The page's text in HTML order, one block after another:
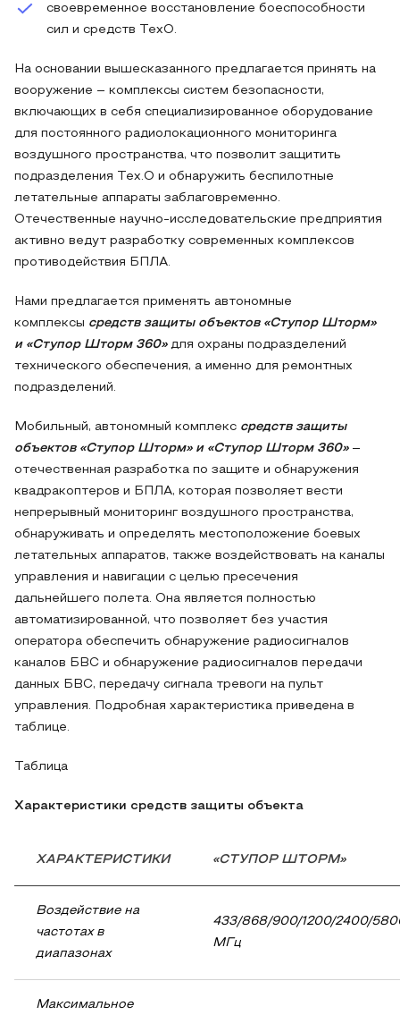
своевременное восстановление боеспособности
сил и средств ТехО.
На основании вышесказанного предлагается принять на
вооружение – комплексы систем безопасности,
включающих в себя специализированное оборудование
для постоянного радиолокационного мониторинга
воздушного пространства, что позволит защитить
подразделения Тех.О и обнаружить беспилотные
летательные аппараты заблаговременно.
Отечественные научно-исследовательские предприятия
активно ведут разработку современных комплексов
противодействия БПЛА.
Нами предлагается применять автономные
комплексы средств защиты объектов «Ступор Шторм»
и «Ступор Шторм 360»для охраны подразделений
технического обеспечения, а именно для ремонтных
подразделений.
Мобильный, автономный комплекс средств защиты
объектов «Ступор Шторм» и «Ступор Шторм 360»–
отечественная разработка по защите и обнаружения
квадракоптеров и БПЛА, которая позволяет вести
непрерывный мониторинг воздушного пространства,
обнаруживать и определять местоположение боевых
летательных аппаратов, также воздействовать на каналы
управления и навигации с целью пресечения
дальнейшего полета. Она является полностью
автоматизированной, что позволяет без участия
оператора обеспечить обнаружение радиосигналов
каналов БВС и обнаружение радиосигналов передачи
данных БВС, передачу сигнала тревоги на пульт
управления. Подробная характеристика приведена в
таблице.
Таблица
Характеристики средств защиты объекта
ХАРАКТЕРИСТИКИ «СТУПОР ШТОРМ»
Воздействие на
частотах в
диапазонах
433/868/900/1200/2400/
МГц
Максимальное